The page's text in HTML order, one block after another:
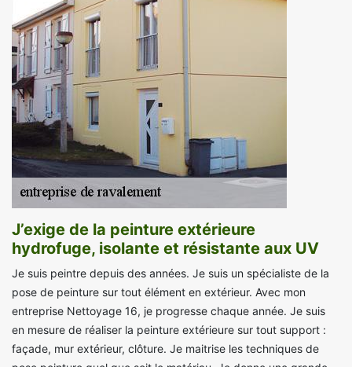
J’exige de la peinture extérieure
hydrofuge, isolante et résistante aux UV
Je suis peintre depuis des années. Je suis un spécialiste de la
pose de peinture sur tout élément en extérieur. Avec mon
entreprise Nettoyage 16, je progresse chaque année. Je suis
en mesure de réaliser la peinture extérieure sur tout support :
façade, mur extérieur, clôture. Je maitrise les techniques de